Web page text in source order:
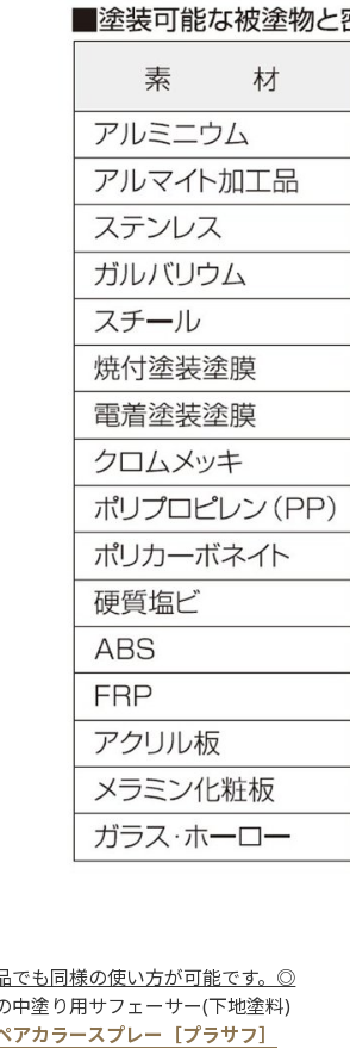
でも同様の使い方が可能です。◎
中塗り用サフェーサー(下地塗料)
アカラースプレー［プラサフ］